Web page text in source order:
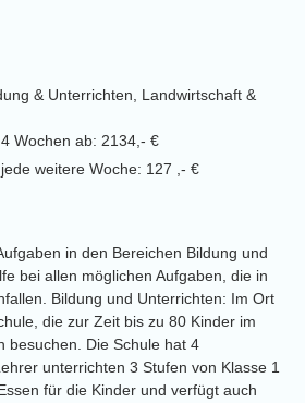
& Unterrichten, Landwirtschaft &
Wochen ab: 2134,- €
weitere Woche: 127 ,- €
in den Bereichen Bildung und
bei allen möglichen Aufgaben, die in
Bildung und Unterrichten: Im Ort
die zur Zeit bis zu 80 Kinder im
besuchen. Die Schule hat 4
unterrichten 3 Stufen von Klasse 1
für die Kinder und verfügt auch